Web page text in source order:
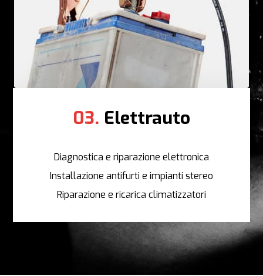
03. Elettrauto
Diagnostica e riparazione elettronica
Installazione antifurti e impianti stereo
Riparazione e ricarica climatizzatori